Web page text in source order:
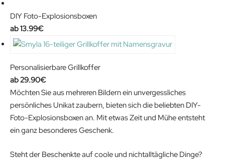
DIY Foto-Explosionsboxen
13.99€
Personalisierbare Grillkoffer
29.90€
Möchten Sie aus mehreren Bildern ein unvergessliches
persönliches Unikat zaubern, bieten sich die beliebten DIY-
Foto-Explosionsboxen an. Mit etwas Zeit und Mühe entsteht
ein ganz besonderes Geschenk.
Steht der Beschenkte auf coole und nichtalltägliche Dinge?